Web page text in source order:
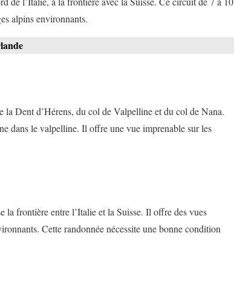
alpins environnants.
la Dent d’Hérens, du col de Valpelline et du col de Nana.
dans le valpelline. Il offre une vue imprenable sur les
frontière entre l’Italie et la Suisse. Il offre des vues
Cette randonnée nécessite une bonne condition